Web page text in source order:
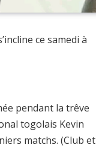
ce samedi à
pendant la trêve
togolais Kevin
matchs. (Club et